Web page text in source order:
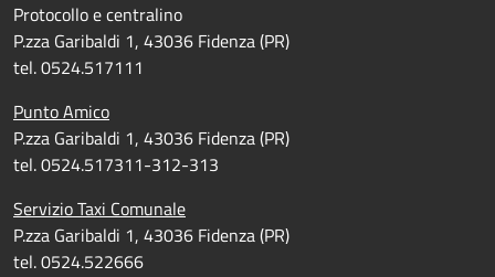
Protocollo e centralino
P.zza Garibaldi 1, 43036 Fidenza (PR)
tel. 0524.517111
Punto Amico
P.zza Garibaldi 1, 43036 Fidenza (PR)
tel. 0524.517311-312-313
Servizio Taxi Comunale
P.zza Garibaldi 1, 43036 Fidenza (PR)
tel. 0524.522666